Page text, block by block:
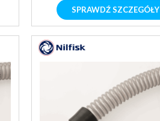
SPRAWDŹ SZCZEGÓŁY